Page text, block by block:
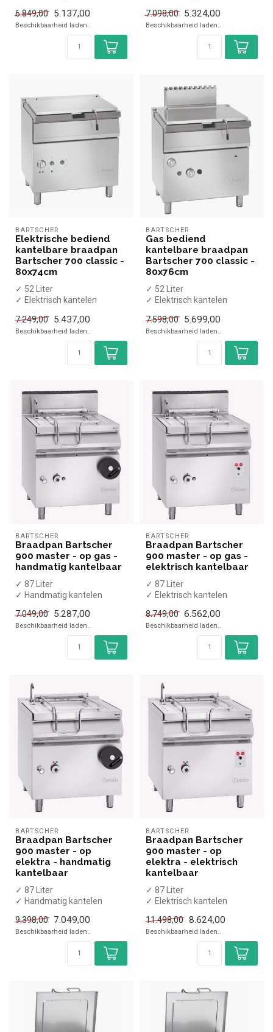
✓ 400 Volt
6.849,00 5.137,00
Beschikbaarheid laden..
✓ Aardgas / 230 Volt
7.098,00 5.324,00
Beschikbaarheid laden..
BARTSCHER
Elektrische bediend
kantelbare braadpan
Bartscher 700 classic -
80x74cm
✓ 52 Liter
✓ Elektrisch kantelen
✓ 400 Volt
7.249,00 5.437,00
Beschikbaarheid laden..
BARTSCHER
Gas bediend
kantelbare braadpan
Bartscher 700 classic -
80x76cm
✓ 52 Liter
✓ Elektrisch kantelen
✓ Aardgas / 230 Volt
7.598,00 5.699,00
Beschikbaarheid laden..
BARTSCHER
Braadpan Bartscher
900 master - op gas -
handmatig kantelbaar
✓ 87 Liter
✓ Handmatig kantelen
✓ Aardgas
7.049,00 5.287,00
Beschikbaarheid laden..
BARTSCHER
Braadpan Bartscher
900 master - op gas -
elektrisch kantelbaar
✓ 87 Liter
✓ Elektrisch kantelen
✓ Aardgas
8.749,00 6.562,00
Beschikbaarheid laden..
BARTSCHER
Braadpan Bartscher
900 master - op
elektra - handmatig
kantelbaar
✓ 87 Liter
✓ Handmatig kantelen
✓ 400 Volt
9.398,00 7.049,00
Beschikbaarheid laden..
BARTSCHER
Braadpan Bartscher
900 master - op
elektra - elektrisch
kantelbaar
✓ 87 Liter
✓ Elektrisch kantelen
✓ 400 Volt
11.498,00 8.624,00
Beschikbaarheid laden..